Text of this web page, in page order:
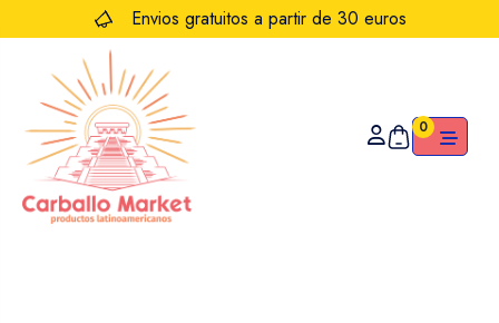
Envios gratuitos a partir de 30 euros
0